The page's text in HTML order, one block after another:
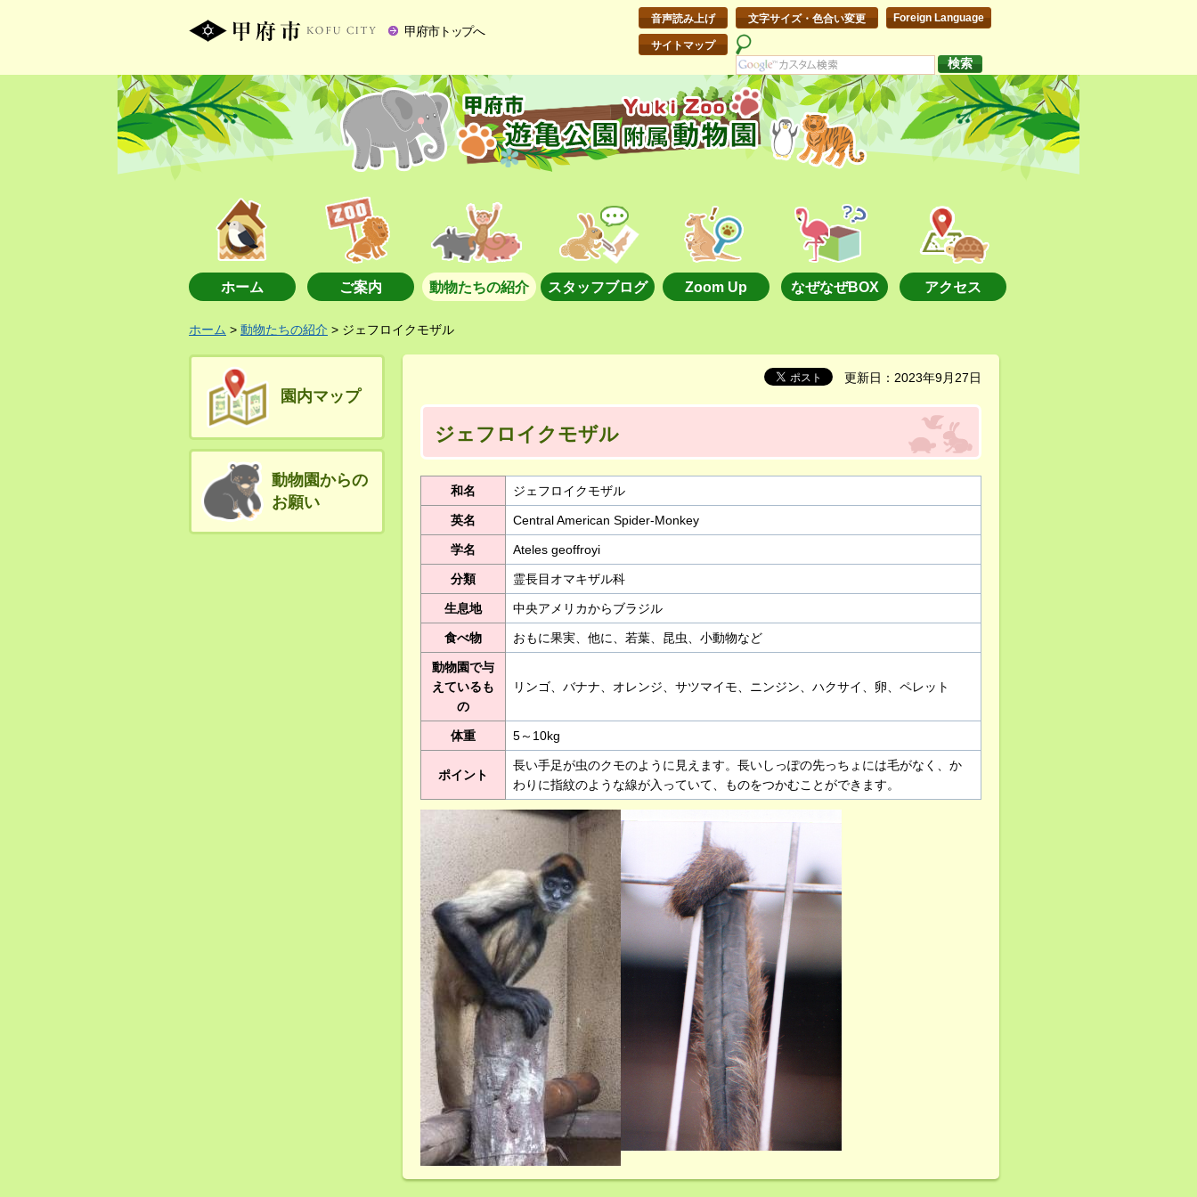
甲府市トップへ
音声読み上げ 文字サイズ・色合い変更 Foreign Language
サイトマップ
ホーム ご案内 動物たちの紹介 スタッフブログ Zoom Up なぜなぜBOX アクセス
ホーム > 動物たちの紹介 > ジェフロイクモザル
園内マップ
動物園からの
お願い
更新日：2023年9月27日
ジェフロイクモザル
和名 ジェフロイクモザル
英名 Central American Spider-Monkey
学名 Ateles geoffroyi
分類 霊長目オマキザル科
生息地 中央アメリカからブラジル
食べ物 おもに果実、他に、若葉、昆虫、小動物など
動物園で与
えているも
の
リンゴ、バナナ、オレンジ、サツマイモ、ニンジン、ハクサイ、卵、ペレット
体重 5～10kg
ポイント
長い手足が虫のクモのように見えます。長いしっぽの先っちょには毛がなく、か
わりに指紋のような線が入っていて、ものをつかむことができます。